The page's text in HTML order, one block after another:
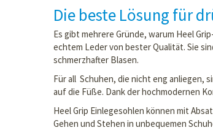
Die beste Lösung für
Es gibt mehrere Gründe, warum Heel
echtem Leder von bester Qualität. Sie
schmerzhafter Blasen.
Für all Schuhen, die nicht eng anliegen,
auf die Füße. Dank der hochmodernen
Heel Grip Einlegesohlen können mit
Gehen und Stehen in unbequemen